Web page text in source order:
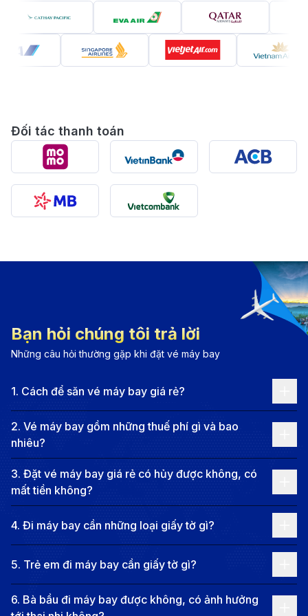
12.1.
Nên đi du lịch Costa Rica vào thời điểm
Top 25 tọa độ du lịch Costa Rica nổi tiếng
13.
Top 8 bí quyết đặt vé máy bay đi Costa Rica
giá rẻ
14.
Lý do bạn nên đặt vé máy bay đi Costa Rica
tại 190 Booking
Costa Rica
Thiên đường "xanh" tại Trung Mỹ
(Nguồn: Internet)
đóng vai trò “trái tim xanh” kết nối Bắc Mỹ và Nam
Mỹ. Với triết lý “Pura Vida” (Cuộc sống thuần khiết),
quốc gia được xếp hạng là “quốc gia hạnh phúc nhất
thế giới” này sở hữu tới 5% đa dạng sinh học toàn
cầu. Hơn ¼ diện tích lãnh thổ là các khu bảo tồn,
những cánh rừng nhiệt đới nguyên sinh và bãi biển
hoang sơ ven bờ Caribbean hay Thái Bình Dương.
Tại đây, mọi khao khát phiêu lưu đều được đáp ứng:
từ cảm giác mạnh đu dây zipline xuyên rừng mây
Monteverde, đến sự thư thái tuyệt đối từ việc ngâm
mình trong suối khoáng nóng dưới chân núi lửa
Arenal. Bạn sẽ dễ dàng bắt gặp những chú lười hay
đàn vẹt rực rỡ ngay trong môi trường tự nhiên. Những
trải nghiệm “riêng” này chính là liều thuốc tinh thần
hoàn hảo để tái tạo năng lượng sau những ngày bận
rộn.
Đối tác thanh toán
Bạn hỏi chúng tôi trả lời
Những câu hỏi thường gặp khi đặt vé máy bay
1. Cách để săn vé máy bay giá rẻ?
2. Vé máy bay gồm những thuế phí gì và bao
nhiêu?
3. Đặt vé máy bay giá rẻ có hủy được không, có
mất tiền không?
4. Đi máy bay cần những loại giấy tờ gì?
5. Trẻ em đi máy bay cần giấy tờ gì?
6. Bà bầu đi máy bay được không, có ảnh hưởng